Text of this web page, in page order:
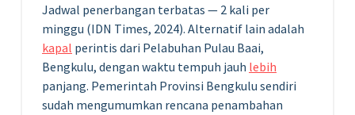
Jadwal penerbangan terbatas — 2 kali per
minggu (IDN Times, 2024). Alternatif lain adalah
kapal perintis dari Pelabuhan Pulau Baai,
Bengkulu, dengan waktu tempuh jauh lebih
panjang. Pemerintah Provinsi Bengkulu sendiri
sudah mengumumkan rencana penambahan